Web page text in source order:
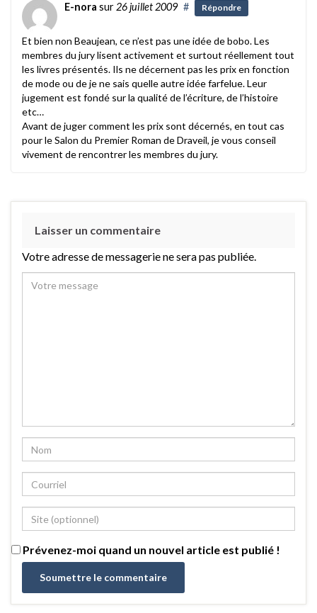
E-nora sur 26 juillet 2009 # Répondre
Et bien non Beaujean, ce n’est pas une idée de bobo. Les
membres du jury lisent activement et surtout réellement tout
les livres présentés. Ils ne décernent pas les prix en fonction
de mode ou de je ne sais quelle autre idée farfelue. Leur
jugement est fondé sur la qualité de l’écriture, de l’histoire
etc…
Avant de juger comment les prix sont décernés, en tout cas
pour le Salon du Premier Roman de Draveil, je vous conseil
vivement de rencontrer les membres du jury.
Laisser un commentaire
Votre adresse de messagerie ne sera pas publiée.
Prévenez-moi quand un nouvel article est publié !